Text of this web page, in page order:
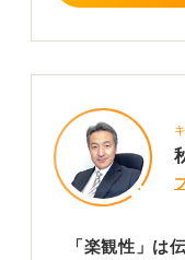
「楽観性」は